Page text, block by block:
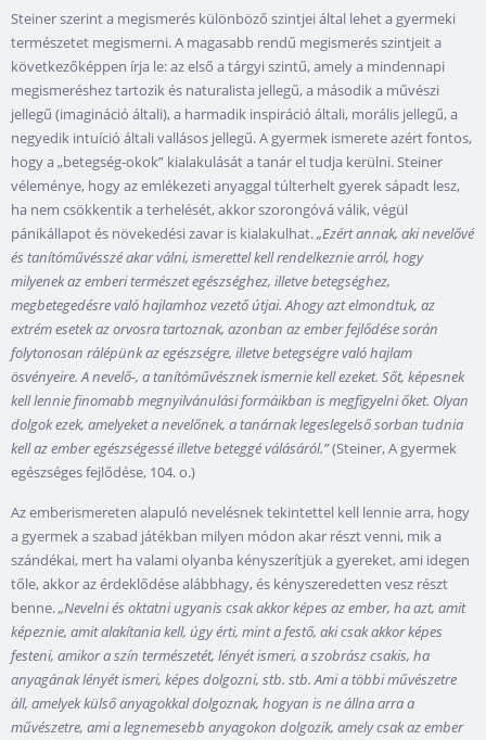
Steiner szerint a megismerés különböző szintjei által lehet a gyermeki
természetet megismerni. A magasabb rendű megismerés szintjeit a
következőképpen írja le: az első a tárgyi szintű, amely a mindennapi
megismeréshez tartozik és naturalista jellegű, a második a művészi
jellegű (imagináció általi), a harmadik inspiráció általi, morális jellegű, a
negyedik intuíció általi vallásos jellegű. A gyermek ismerete azért fontos,
hogy a „betegség-okok” kialakulását a tanár el tudja kerülni. Steiner
véleménye, hogy az emlékezeti anyaggal túlterhelt gyerek sápadt lesz,
ha nem csökkentik a terhelését, akkor szorongóvá válik, végül
pánikállapot és növekedési zavar is kialakulhat.„Ezért annak, aki nevelővé
és tanítóművésszé akar válni, ismerettel kell rendelkeznie arról, hogy
milyenek az emberi természet egészséghez, illetve betegséghez,
megbetegedésre való hajlamhoz vezető útjai. Ahogy azt elmondtuk, az
extrém esetek az orvosra tartoznak, azonban az ember fejlődése során
folytonosan rálépünk az egészségre, illetve betegségre való hajlam
ösvényeire. A nevelő-, a tanítóművésznek ismernie kell ezeket. Sőt, képesnek
kell lennie finomabb megnyilvánulási formáikban is megfigyelni őket. Olyan
dolgok ezek, amelyeket a nevelőnek, a tanárnak legeslegelső sorban tudnia
kell az ember egészségessé illetve beteggé válásáról.”(Steiner, A gyermek
egészséges fejlődése, 104. o.)
Az emberismereten alapuló nevelésnek tekintettel kell lennie arra, hogy
a gyermek a szabad játékban milyen módon akar részt venni, mik a
szándékai, mert ha valami olyanba kényszerítjük a gyereket, ami idegen
tőle, akkor az érdeklődése alábbhagy, és kényszeredetten vesz részt
benne.„Nevelni és oktatni ugyanis csak akkor képes az ember, ha azt, amit
képeznie, amit alakítania kell, úgy érti, mint a festő, aki csak akkor képes
festeni, amikor a szín természetét, lényét ismeri, a szobrász csakis, ha
anyagának lényét ismeri, képes dolgozni, stb. stb. Ami a többi művészetre
áll, amelyek külső anyagokkal dolgoznak, hogyan is ne állna arra a
művészetre, ami a legnemesebb anyagokon dolgozik, amely csak az ember